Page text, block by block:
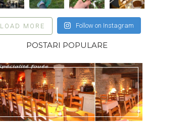
LOAD MORE Follow on Instagram
POSTARI POPULARE